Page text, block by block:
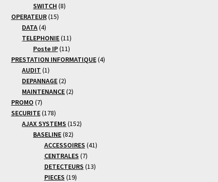
SWITCH 88
OPERATEUR 1515
DATA 44
produits
TELEPHONIE 1111
produits
Poste IP 1111
produits
PRESTATION INFORMATIQUE 44
AUDIT 11
produit
DEPANNAGE 22
produits
MAINTENANCE 22
PROMO 77
produits
SECURITE 178178
produits
AJAX SYSTEMS 152152
BASELINE 8282
produits
ACCESSOIRES 4141
CENTRALES 77
produits
DETECTEURS 1313
PIECES 1919